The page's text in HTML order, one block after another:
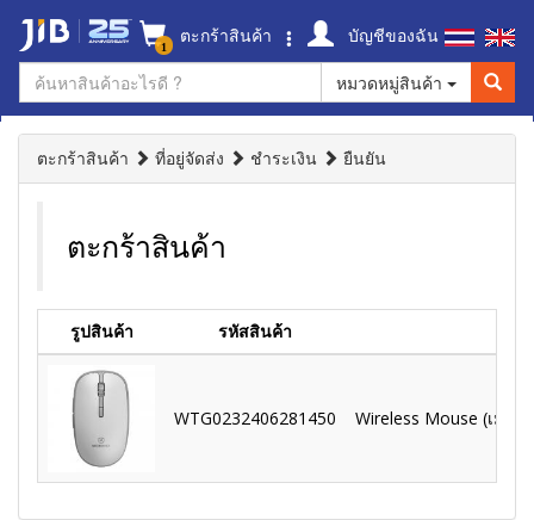
1 ตะกร้าสินค้า
บัญชีของฉัน
หมวดหมู่สินค้า
ตะกร้าสินค้า ที่อยู่จัดส่ง ชำระเงิน ยืนยัน
ตะกร้าสินค้า
รูปสินค้า รหัสสินค้า
WTG0232406281450 Wireless Mouse (เมา